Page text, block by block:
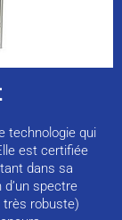
technologie qui
est certifiée
dans sa
spectre
très robuste)